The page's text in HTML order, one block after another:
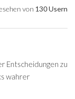
von 130 Usern
Entscheidungen zu
wahrer